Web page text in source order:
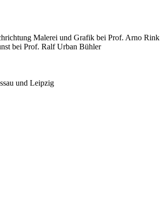
Malerei und Grafik bei Prof. Arno Rink
bei Prof. Ralf Urban Bühler
und Leipzig